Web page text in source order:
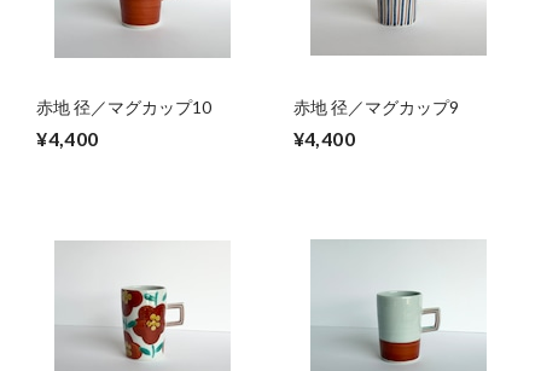
赤地 径／マグカップ10
¥4,400
赤地 径／マグカップ9
¥4,400